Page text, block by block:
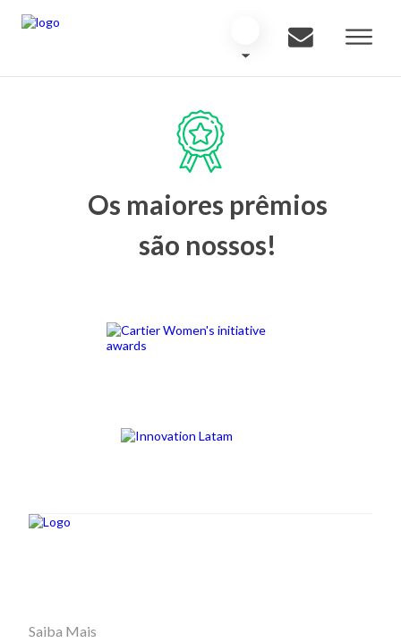
Os maiores prêmios
são nossos!
Saiba Mais